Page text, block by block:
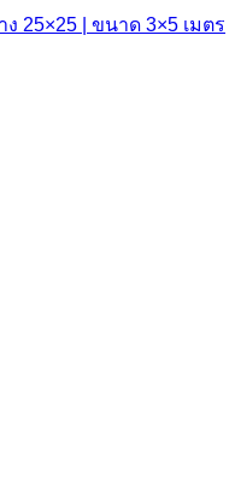
25×25 | ขนาด 3×5 เมตร